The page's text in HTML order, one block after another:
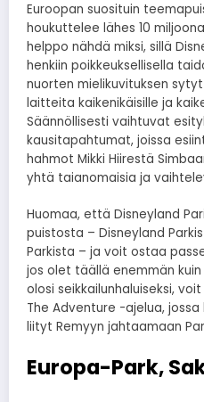
Euroopan suosituin
houkuttelee lähes 10
helppo nähdä miksi, sillä
henkiin poikkeuksellisella
nuorten mielikuvituksen
laitteita kaikenikäisille ja
Säännöllisesti vaihtuvat
kausitapahtumat, joissa
hahmot Mikki Hiirestä
yhtä taianomaisia ​​ja
Huomaa, että Disneyland
puistosta – Disneyland
Parkista – ja voit ostaa
jos olet täällä enemmän
olosi seikkailunhaluiseksi,
The Adventure -ajelua,
liityt Remyyn jahtaamaan
Europa-Park,